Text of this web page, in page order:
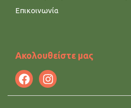
Επικοινωνία
Ακολουθείστε μας